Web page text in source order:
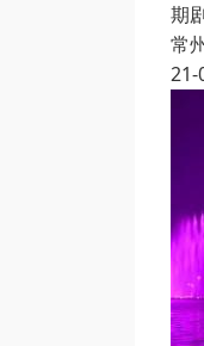
期
常
21-